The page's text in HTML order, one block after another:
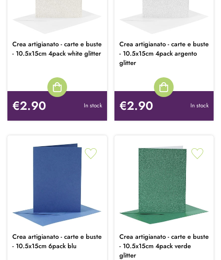
Crea artigianato - carte e buste
- 10.5x15cm 4pack white glitter
€2.90 In stock
Crea artigianato - carte e buste
- 10.5x15cm 4pack argento
glitter
€2.90 In stock
Crea artigianato - carte e buste
- 10.5x15cm 6pack blu
Crea artigianato - carte e buste
- 10.5x15cm 4pack verde
glitter